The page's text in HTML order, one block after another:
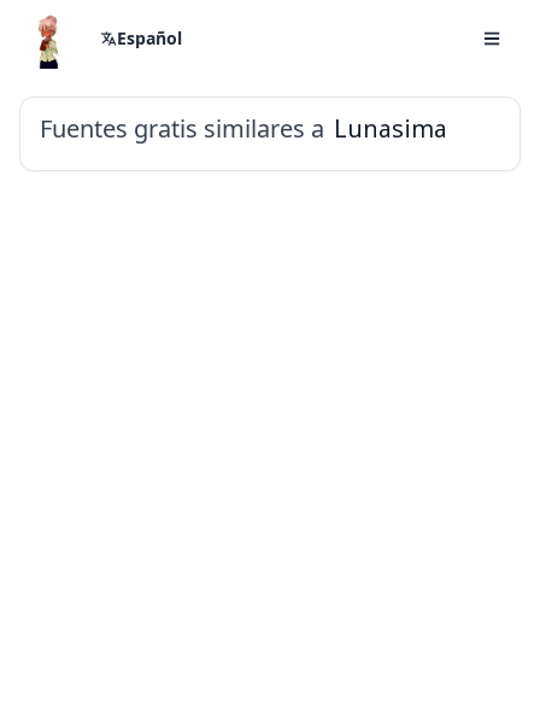
Español
Fuentes gratis similares a Lunasima